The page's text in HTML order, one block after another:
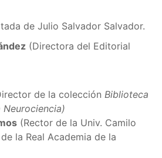
de Julio Salvador Salvador.
(Directora del Editorial
de la colección Biblioteca
Neurociencia)
(Rector de la Univ. Camilo
la Real Academia de la